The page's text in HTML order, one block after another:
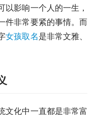
影响一个人的一生，
件非常要紧的事情。而
女孩取名是非常文雅、
文化中一直都是非常富